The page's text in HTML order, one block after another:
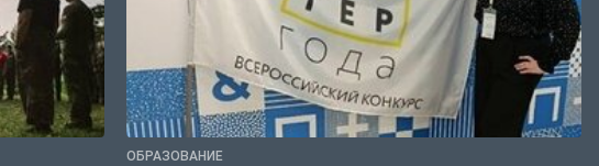
ОБРАЗОВАНИЕ